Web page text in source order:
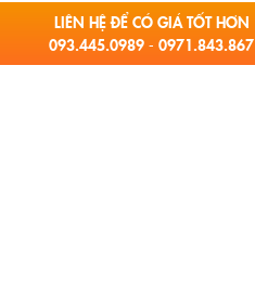
LIÊN HỆ ĐỂ CÓ GIÁ TỐT HƠN
093.445.0989 - 0971.843.867